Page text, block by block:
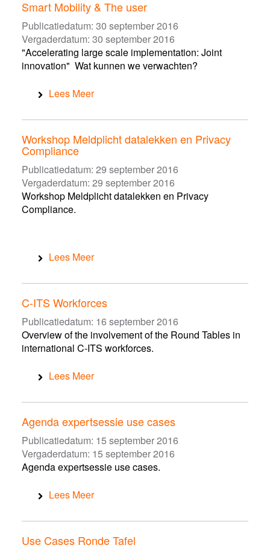
Smart Mobility & The user
Publicatiedatum: 30 september 2016
Vergaderdatum: 30 september 2016
"Accelerating large scale implementation: Joint
innovation" Wat kunnen we verwachten?
Lees Meer
Workshop Meldplicht datalekken en Privacy
Compliance
Publicatiedatum: 29 september 2016
Vergaderdatum: 29 september 2016
Workshop Meldplicht datalekken en Privacy
Compliance.
Lees Meer
C-ITS Workforces
Publicatiedatum: 16 september 2016
Overview of the involvement of the Round Tables in
international C-ITS workforces.
Lees Meer
Agenda expertsessie use cases
Publicatiedatum: 15 september 2016
Vergaderdatum: 15 september 2016
Agenda expertsessie use cases.
Lees Meer
Use Cases Ronde Tafel